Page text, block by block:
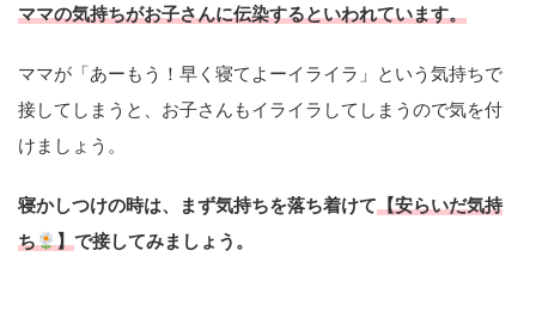
ママの気持ちがお子さんに伝染するといわれています。
ママが「あーもう！早く寝てよーイライラ」という気持ちで
接してしまうと、お子さんもイライラしてしまうので気を付
けましょう。
寝かしつけの時は、まず気持ちを落ち着けて【安らいだ気持
ち
】で接してみましょう。